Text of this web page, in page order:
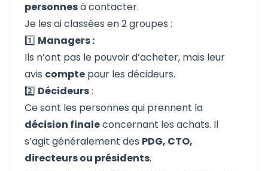
personnesà contacter.
Je les ai classées en 2 groupes :
1️⃣ Managers :
Ils n’ont pas le pouvoir d’acheter, mais leur
avis compte pour les décideurs.
2️⃣ Décideurs:
Ce sont les personnes qui prennent la
décision finaleconcernant les achats. Il
s’agit généralement des PDG, CTO,
directeurs ou présidents.